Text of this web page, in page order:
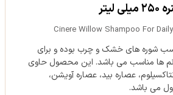
Cinere Willow Shampoo For
شوره های خشک و چرب بوده و برای
خانم ها مناسب می باشد. این محصول حاوی
عصاره بید، عصاره آویشن،
می باشد.